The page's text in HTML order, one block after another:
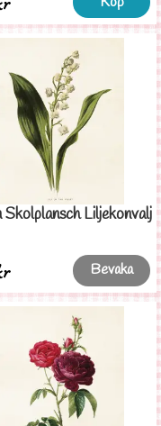
Skolplansch Liljekonvalj
Bevaka